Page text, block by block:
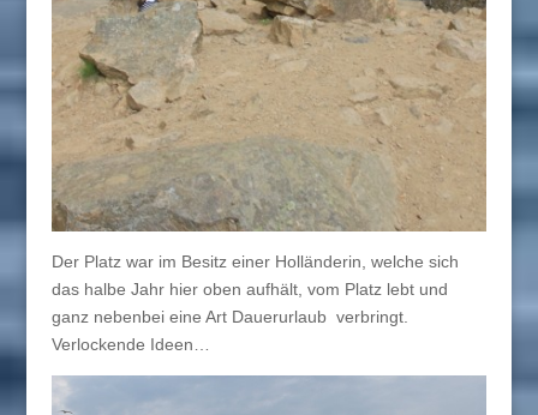
Der Platz war im Besitz einer Holländerin, welche sich
das halbe Jahr hier oben aufhält, vom Platz lebt und
ganz nebenbei eine Art Dauerurlaub verbringt.
Verlockende Ideen…